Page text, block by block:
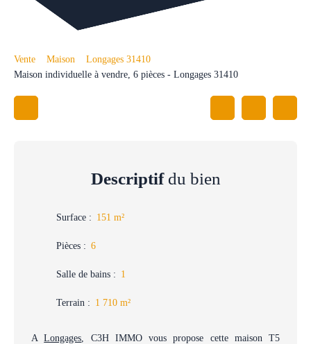
Vente Maison
Longages 31410
Maison individuelle à vendre, 6 pièces - Longages 31410
Descriptifdu bien
Surface : 151 m²
Pièces : 6
Salle de bains : 1
Terrain : 1 710 m²
ALongages , C3H IMMO vous propose cette maison T5